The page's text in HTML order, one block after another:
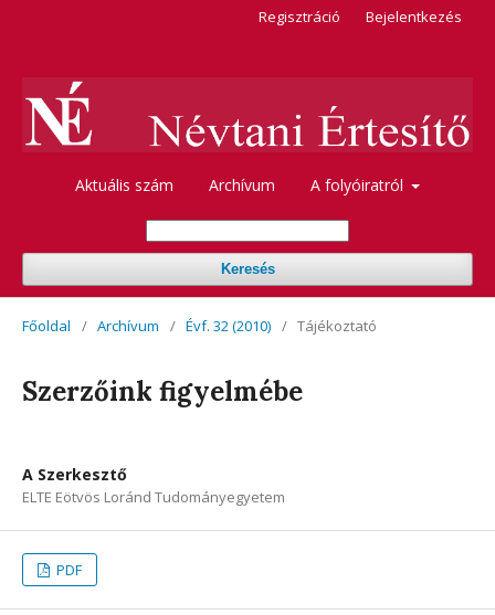
Aktuális szám Archívum A folyóiratról
Keresés
Regisztráció Bejelentkezés
Főoldal / Archívum / Évf. 32 (2010) / Tájékoztató
Szerzőink figyelmébe
A Szerkesztő
ELTE Eötvös Loránd Tudományegyetem
PDF